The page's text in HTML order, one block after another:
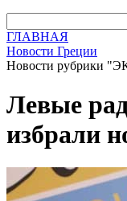
ГЛАВНАЯ
Новости Греции
Новости рубрики
Левые
избрали